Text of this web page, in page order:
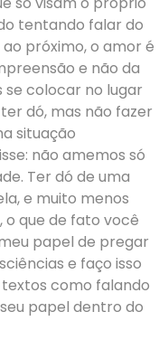
tentando falar do
próximo, o amor é
e não da
se colocar no lugar
dó, mas não fazer
situação
não amemos só
Ter dó de uma
e muito menos
que de fato você
papel de pregar
e faço isso
como falando
papel dentro do